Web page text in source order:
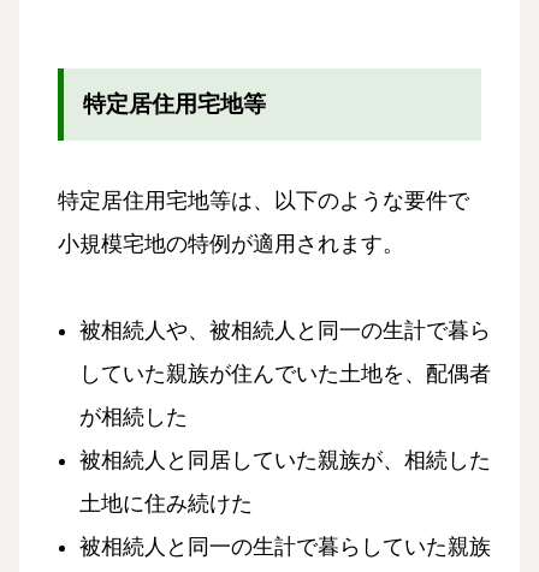
特定居住用宅地等
特定居住用宅地等は、以下のような要件で
小規模宅地の特例が適用されます。
被相続人や、被相続人と同一の生計で暮ら
していた親族が住んでいた土地を、配偶者
が相続した
被相続人と同居していた親族が、相続した
土地に住み続けた
被相続人と同一の生計で暮らしていた親族